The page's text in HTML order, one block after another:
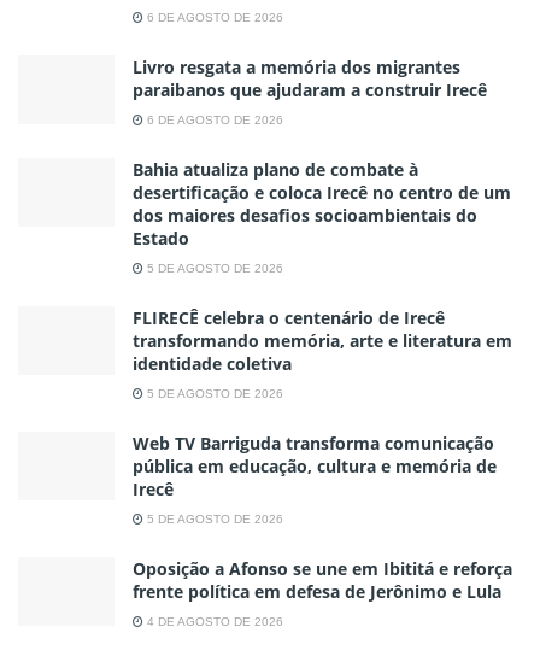
6 DE AGOSTO DE 2026
Livro resgata a memória dos migrantes
paraibanos que ajudaram a construir Irecê
6 DE AGOSTO DE 2026
Bahia atualiza plano de combate à
desertificação e coloca Irecê no centro de um
dos maiores desafios socioambientais do
Estado
5 DE AGOSTO DE 2026
FLIRECÊ celebra o centenário de Irecê
transformando memória, arte e literatura em
identidade coletiva
5 DE AGOSTO DE 2026
Web TV Barriguda transforma comunicação
pública em educação, cultura e memória de
Irecê
5 DE AGOSTO DE 2026
Oposição a Afonso se une em Ibititá e reforça
frente política em defesa de Jerônimo e Lula
4 DE AGOSTO DE 2026